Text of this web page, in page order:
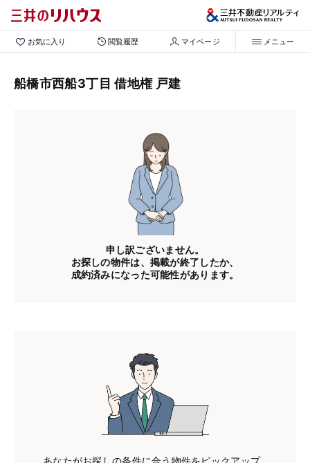
お気に入り 閲覧履歴 マイページ メニュー
船橋市西船3丁目 借地権 戸建
申し訳ございません。
お探しの物件は、掲載が終了したか、
成約済みになった可能性があります。
あなたがお探しの条件に合う物件をピックアップ